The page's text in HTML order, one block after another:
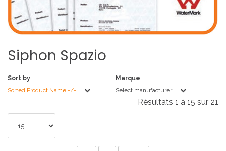
Siphon Spazio
Sort by
Sorted Product Name -/+
Marque
Select manufacturer
Résultats 1 à 15 sur 21